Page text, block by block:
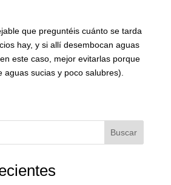
que preguntéis cuánto se tarda
hay, y si allí desembocan aguas
este caso, mejor evitarlas porque
sucias y poco salubres).
Buscar